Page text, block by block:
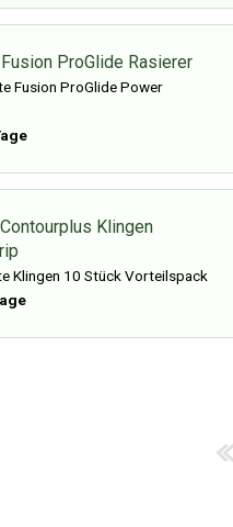
ProGlide Rasierer
Fusion ProGlide Power
Klingen
Klingen 10 Stück Vorteilspack